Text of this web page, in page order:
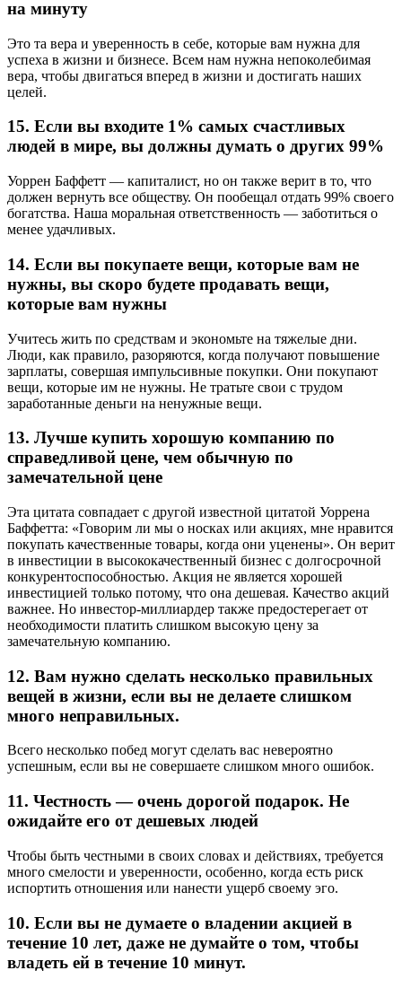
на минуту
Это та вера и уверенность в себе, которые вам нужна для
успеха в жизни и бизнесе. Всем нам нужна непоколебимая
вера, чтобы двигаться вперед в жизни и достигать наших
целей.
15. Если вы входите 1% самых счастливых
людей в мире, вы должны думать о других 99%
Уоррен Баффетт — капиталист, но он также верит в то, что
должен вернуть все обществу. Он пообещал отдать 99% своего
богатства. Наша моральная ответственность — заботиться о
менее удачливых.
14. Если вы покупаете вещи, которые вам не
нужны, вы скоро будете продавать вещи,
которые вам нужны
Учитесь жить по средствам и экономьте на тяжелые дни.
Люди, как правило, разоряются, когда получают повышение
зарплаты, совершая импульсивные покупки. Они покупают
вещи, которые им не нужны. Не тратьте свои с трудом
заработанные деньги на ненужные вещи.
13. Лучше купить хорошую компанию по
справедливой цене, чем обычную по
замечательной цене
Эта цитата совпадает с другой известной цитатой Уоррена
Баффетта: «Говорим ли мы о носках или акциях, мне нравится
покупать качественные товары, когда они уценены». Он верит
в инвестиции в высококачественный бизнес с долгосрочной
конкурентоспособностью. Акция не является хорошей
инвестицией только потому, что она дешевая. Качество акций
важнее. Но инвестор-миллиардер также предостерегает от
необходимости платить слишком высокую цену за
замечательную компанию.
12. Вам нужно сделать несколько правильных
вещей в жизни, если вы не делаете слишком
много неправильных.
Всего несколько побед могут сделать вас невероятно
успешным, если вы не совершаете слишком много ошибок.
11. Честность — очень дорогой подарок. Не
ожидайте его от дешевых людей
Чтобы быть честными в своих словах и действиях, требуется
много смелости и уверенности, особенно, когда есть риск
испортить отношения или нанести ущерб своему эго.
10. Если вы не думаете о владении акцией в
течение 10 лет, даже не думайте о том, чтобы
владеть ей в течение 10 минут.